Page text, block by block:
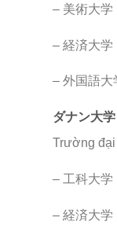
– 美術大学
– 経済大
– 外国語
ダナン大
Trường đại
– 工科大
– 経済大